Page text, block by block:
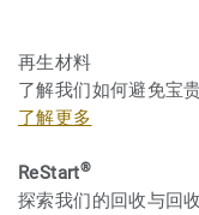
再生材料
了解我们如何避免宝
了解更多
ReStart®
探索我们的回收与回